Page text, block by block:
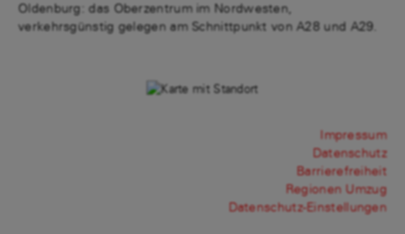
Impressum
Datenschutz
Barrierefreiheit
Regionen Umzug
Datenschutz-Einstellungen
Oldenburg: das Oberzentrum im Nordwesten,
verkehrsgünstig gelegen am Schnittpunkt von A28 und A29.